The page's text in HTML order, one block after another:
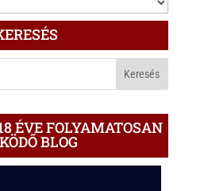
ÉVE FOLYAMATOSAN
BLOG